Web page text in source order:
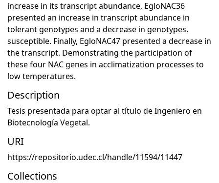
increase in its transcript abundance, EgloNAC36
presented an increase in transcript abundance in
tolerant genotypes and a decrease in genotypes.
susceptible. Finally, EgloNAC47 presented a decrease in
the transcript. Demonstrating the participation of
these four NAC genes in acclimatization processes to
low temperatures.
Description
Tesis presentada para optar al título de Ingeniero en
Biotecnología Vegetal.
URI
https://repositorio.udec.cl/handle/11594/11447
Collections